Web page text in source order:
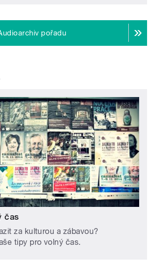
pořadu
čas
za kulturou a zábavou?
tipy pro volný čas.